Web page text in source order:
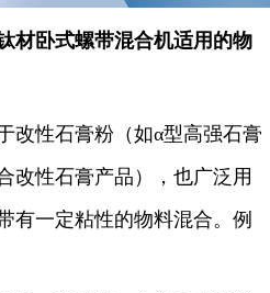
材卧式螺带混合机适用的物
改性石膏粉（如α型高强石膏
改性石膏产品），也广泛用
有一定粘性的物料混合。例